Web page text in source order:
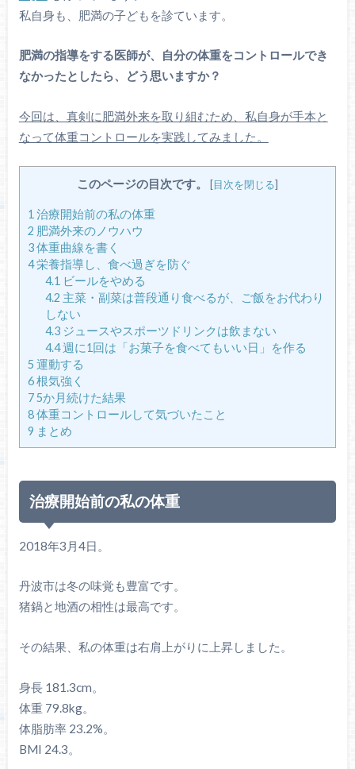
私自身も、肥満の子どもを診ています。
肥満の指導をする医師が、自分の体重をコントロールでき
なかったとしたら、どう思いますか？
今回は、真剣に肥満外来を取り組むため、私自身が手本と
なって体重コントロールを実践してみました。
このページの目次です。 [目次を閉じる]
1 治療開始前の私の体重
2 肥満外来のノウハウ
3体重曲線を書く
4栄養指導し、食べ過ぎを防ぐ
4.1 ビールをやめる
4.2 主菜・副菜は普段通り食べるが、ご飯をお代わり
しない
4.3ジュースやスポーツドリンクは飲まない
4.4週に1回は「お菓子を食べてもいい日」を作る
5 運動する
6根気強く
75か月続けた結果
8体重コントロールして気づいたこと
9 まとめ
治療開始前の私の体重
2018年3月4日。
丹波市は冬の味覚も豊富です。
猪鍋と地酒の相性は最高です。
その結果、私の体重は右肩上がりに上昇しました。
身長 181.3cm。
体重 79.8kg。
体脂肪率 23.2%。
BMI 24.3。